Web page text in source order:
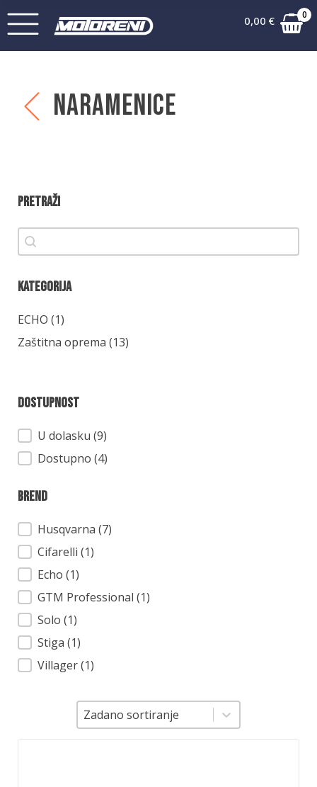
0,00 € 0
Naramenice
Pretraži
Pretraži
Pretraži
Kategorija
Kategorija
ECHO (1)
Zaštitna oprema (13)
Dostupnost
Dostupnost
U dolasku (9)
Dostupno (4)
Brend
BrendHusqvarna (7)
Cifarelli (1)
Echo (1)
GTM Professional (1)
Solo (1)
Stiga (1)
Villager(1)
Sortiranje
Zadano sortiranje
Sortiranje